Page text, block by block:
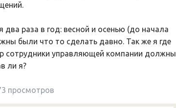
раза в год: весной и осенью (до начала
были что то сделать давно. Так же я где
сотрудники управляющей компании должны
ли я?
просмотров